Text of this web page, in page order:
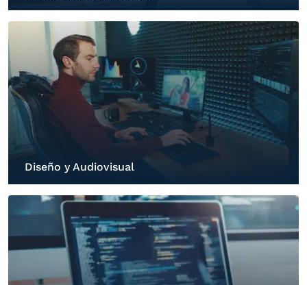
Diseño y Audiovisual